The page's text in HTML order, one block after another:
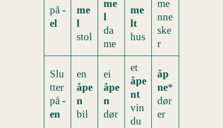
på -
el
me
l
stol
me
l
da
me
me
lt
hus
me
nne
ske
r
Slu
tter
på -
en
en
åpe
n
bil
ei
åpe
n
dør
et
åpe
nt
vin
du
åp
ne*
dør
er